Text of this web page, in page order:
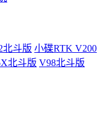
北斗版 小碟RTK V200
北斗版 V98北斗版